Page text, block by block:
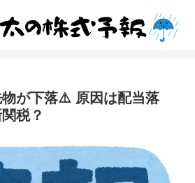
物が下落⚠️ 原因は配当落
税？